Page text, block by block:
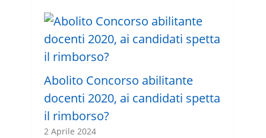
Abolito Concorso abilitante
docenti 2020, ai candidati spetta
il rimborso?
2 Aprile 2024